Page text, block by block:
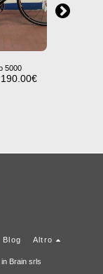
5000
€
Blog Altro
in Brain srls